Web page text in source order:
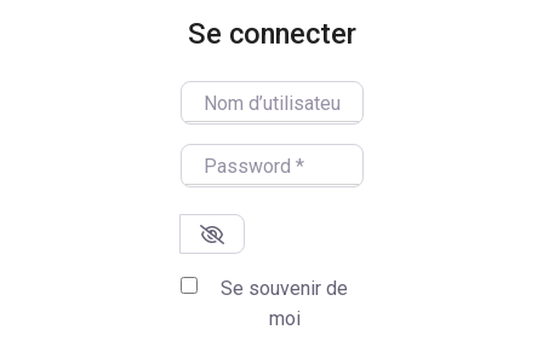
Se connecter
Nom d’utilisateur/utilisatrice
Password
Se souvenir de
moi